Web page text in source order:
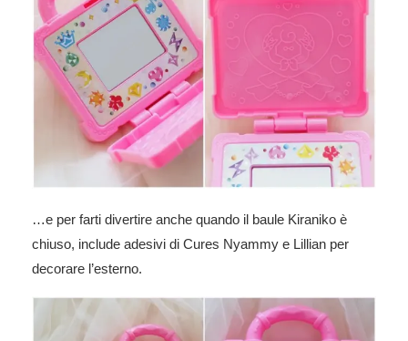
…e per farti divertire anche quando il baule Kiraniko è
chiuso, include adesivi di Cures Nyammy e Lillian per
decorare l’esterno.